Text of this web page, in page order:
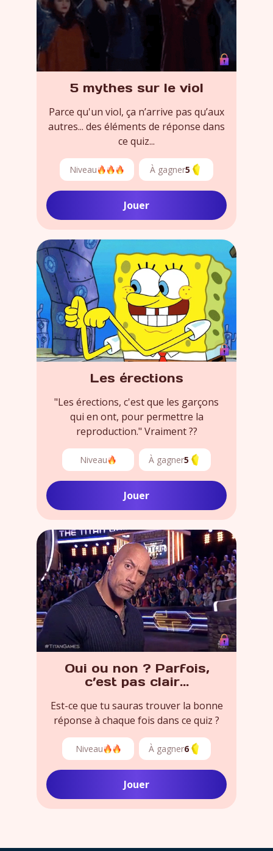
5 mythes sur le viol
Parce qu'un viol, ça n’arrive pas qu’aux
autres... des éléments de réponse dans
ce quiz...
Niveau À gagner5
Jouer
Les érections
"Les érections, c'est que les garçons
qui en ont, pour permettre la
reproduction." Vraiment ??
Niveau À gagner5
Jouer
Oui ou non ? Parfois,
c’est pas clair…
Est-ce que tu sauras trouver la bonne
réponse à chaque fois dans ce quiz ?
Niveau À gagner6
Jouer